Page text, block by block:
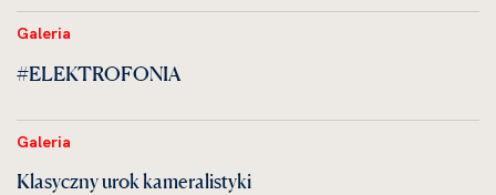
Galeria
#ELEKTROFONIA
Galeria
Klasyczny urok kameralistyki